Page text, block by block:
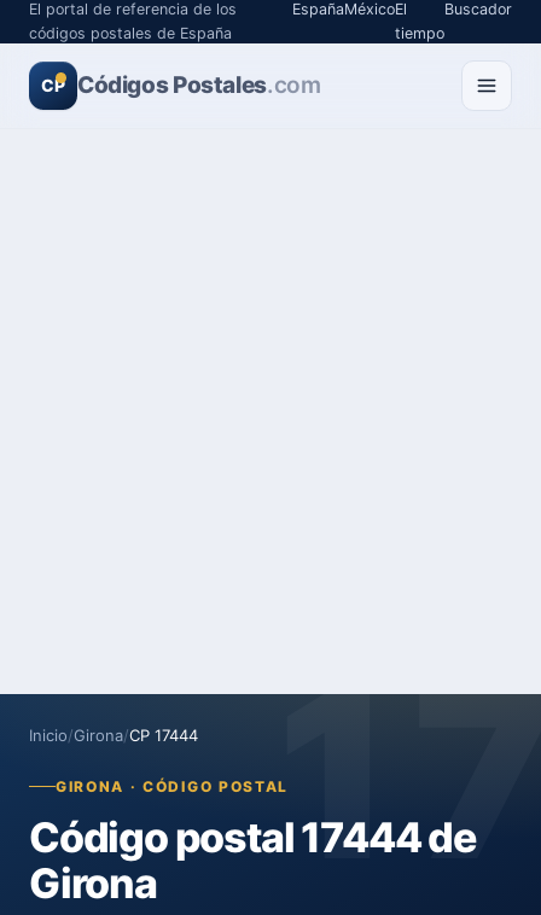
El portal de referencia de los
códigos postales de España
EspañaMéxicoEl
tiempo
Buscador
CP Códigos Postales.com
Inicio/Girona/CP 17444
GIRONA · CÓDIGO POSTAL
Código postal 17444 de
Girona